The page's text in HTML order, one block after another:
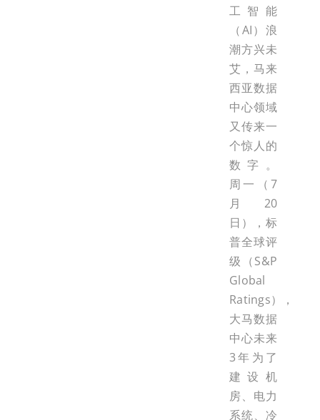
工智能
（AI）浪
潮方兴未
艾，马来
西亚数据
中心领域
又传来一
个惊人的
数字。
周一（7
月20
日），标
普全球评
级（S&P
Global
Ratings），
大马数据
中心未来
3年为了
建设机
房、电力
系统、冷